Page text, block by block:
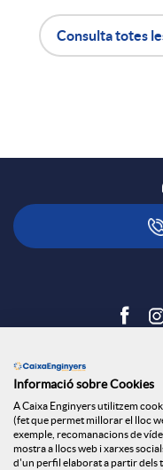
m
a
r
t
i
r
a
i
c
i
ó
a
l
Consulta totes
Informació sobre Cookies
A Caixa Enginyers utilitzem
(fet que permet millorar el lloc
exemple, recomanacions de
mostra a llocs web i xarxes
d'un perfil elaborat a partir dels